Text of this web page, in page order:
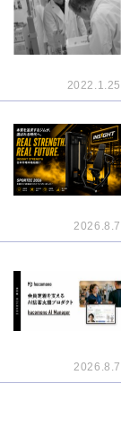
2022.1.25
2026.8.7
2026.8.7